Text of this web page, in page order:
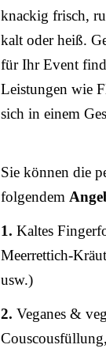
knackig frisch,
kalt oder heiß.
für Ihr Event
Leistungen wie
sich in einem
Sie können die
folgendem
1. Kaltes
Meerrettich-
usw.)
2. Veganes &